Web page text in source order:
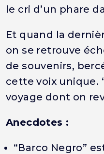
le cri d’un phare
Et quand la
on se retrouve
de souvenirs,
cette voix unique.
voyage dont on
Anecdotes :
“Barco Negro”